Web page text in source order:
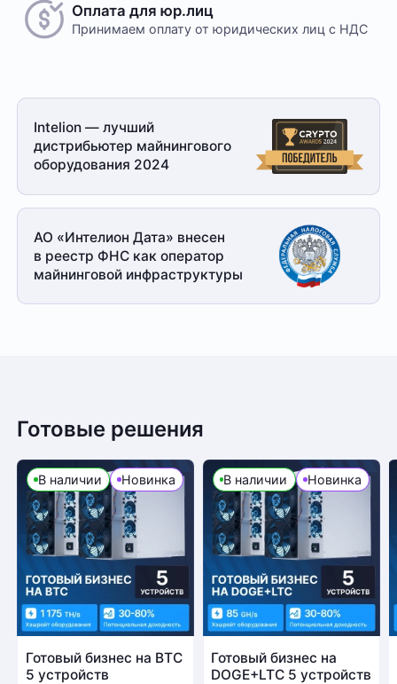
Оплата для юр.лиц
Принимаем оплату от юридических лиц с НДС
Intelion — лучший
дистрибьютер майнингового
оборудования 2024
АО «Интелион Дата» внесен
в реестр ФНС как оператор
майнинговой инфраструктуры
Готовые решения
В наличии Новинка
Готовый бизнес на BTC
5 устройств
В наличии Новинка
Готовый бизнес на
DOGE+LTC 5 устройств